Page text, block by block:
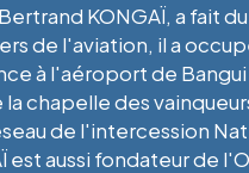
KONGAÏ, a fait
de l'aviation, il a
à l'aéroport de
la chapelle des
de l'intercession
est aussi fondateur de